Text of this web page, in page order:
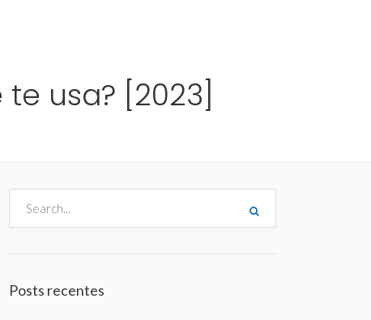
usa? [2023]
Posts recentes